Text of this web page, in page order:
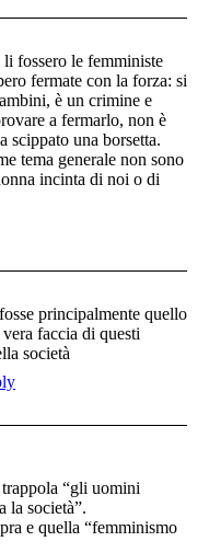
fossero le femministe
fermate con la forza: si
è un crimine e
a fermarlo, non è
scippato una borsetta.
tema generale non sono
incinta di noi o di
principalmente quello
faccia di questi
società
“gli uomini
la società”.
e quella “femminismo